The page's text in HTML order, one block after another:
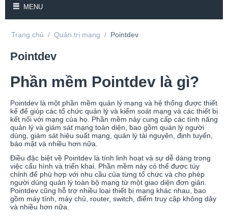
MENU
Trang chủ / Quản trị mạng / Pointdev
Pointdev
Phần mềm Pointdev là gì?
Pointdev là một phần mềm quản lý mạng và hệ thống được thiết
kế để giúp các tổ chức quản lý và kiểm soát mạng và các thiết bị
kết nối với mạng của họ. Phần mềm này cung cấp các tính năng
quản lý và giám sát mạng toàn diện, bao gồm quản lý người
dùng, giám sát hiệu suất mạng, quản lý tài nguyên, định tuyến,
bảo mật và nhiều hơn nữa.
Điều đặc biệt về Pointdev là tính linh hoạt và sự dễ dàng trong
việc cấu hình và triển khai. Phần mềm này có thể được tùy
chỉnh để phù hợp với nhu cầu của từng tổ chức và cho phép
người dùng quản lý toàn bộ mạng từ một giao diện đơn giản.
Pointdev cũng hỗ trợ nhiều loại thiết bị mạng khác nhau, bao
gồm máy tính, máy chủ, router, switch, điểm truy cập không dây
và nhiều hơn nữa.